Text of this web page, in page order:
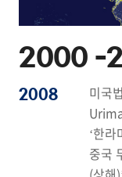
2000 -
2008
미국
‘한
중국